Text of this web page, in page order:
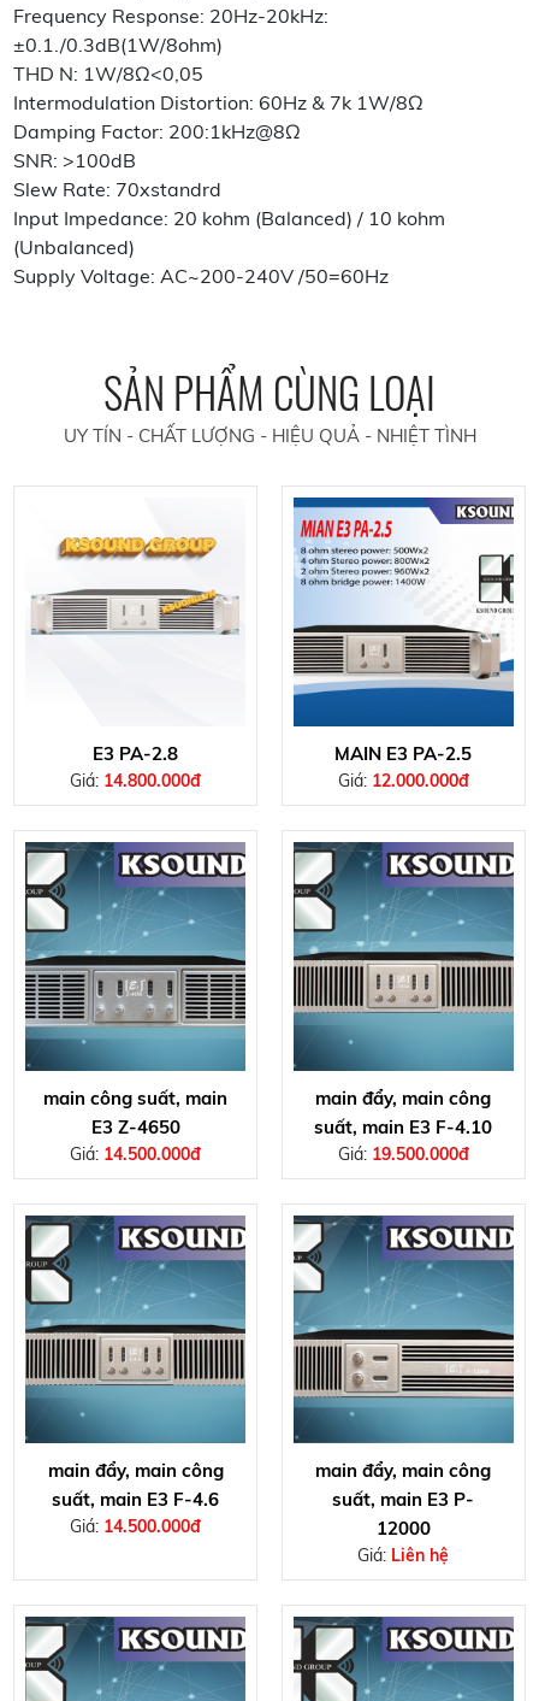
Frequency Response: 20Hz-20kHz:
±0.1./0.3dB(1W/8ohm)
THD N: 1W/8Ω<0,05
Intermodulation Distortion: 60Hz & 7k 1W/8Ω
Damping Factor: 200:1kHz@8Ω
SNR: >100dB
Slew Rate: 70xstandrd
Input Impedance: 20 kohm (Balanced) / 10 kohm
(Unbalanced)
Supply Voltage: AC~200-240V /50=60Hz
SẢN PHẨM CÙNG LOẠI
UY TÍN - CHẤT LƯỢNG - HIỆU QUẢ - NHIỆT TÌNH
E3 PA-2.8
Giá: 14.800.000đ
MAIN E3 PA-2.5
Giá: 12.000.000đ
main công suất, main
E3 Z-4650
Giá: 14.500.000đ
main đẩy, main công
suất, main E3 F-4.10
Giá: 19.500.000đ
main đẩy, main công
suất, main E3 F-4.6
Giá: 14.500.000đ
main đẩy, main công
suất, main E3 P-
12000
Giá: Liên hệ